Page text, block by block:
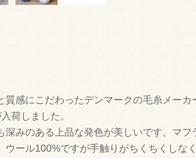
質感にこだわったデンマークの毛糸メーカ
荷しました。
深みのある上品な発色が美しいです。マフ
ウール100%ですが手触りがちくちくしな